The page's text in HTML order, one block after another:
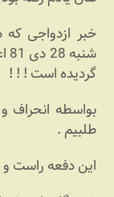
خبر ازدواجی
گردیده است ! !‌ !
بواسطه انحراف
طلبیم .
این دفعه راست